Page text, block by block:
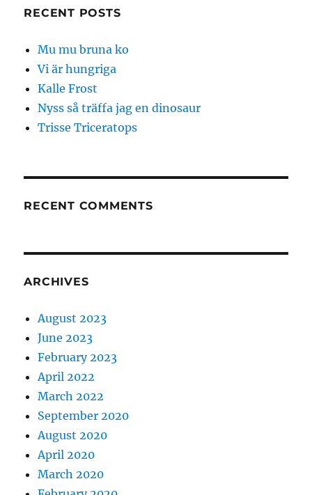
RECENT POSTS
Mu mu bruna ko
Vi är hungriga
Kalle Frost
Nyss så träffa jag en dinosaur
Trisse Triceratops
RECENT COMMENTS
ARCHIVES
August 2023
June 2023
February 2023
April 2022
March 2022
September 2020
August 2020
April 2020
March 2020